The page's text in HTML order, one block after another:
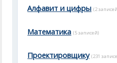
Алфавит и цифры (2
Математика (5 записей)
Проектировщику (231